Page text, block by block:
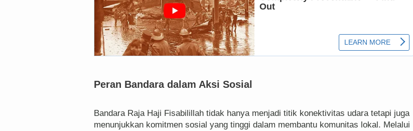
Peran Bandara dalam Aksi Sosial
Bandara Raja Haji Fisabilillah tidak hanya menjadi titik konektivitas udara tetapi juga
menunjukkan komitmen sosial yang tinggi dalam membantu komunitas lokal. Melalui